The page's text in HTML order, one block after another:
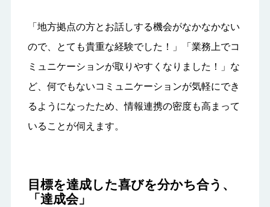
「地方拠点の方とお話しする機会がなかなかない
ので、とても貴重な経験でした！」「業務上でコ
ミュニケーションが取りやすくなりました！」な
ど、何でもないコミュニケーションが気軽にでき
るようになったため、情報連携の密度も高まって
いることが伺えます。
目標を達成した喜びを分かち合う、
「達成会」